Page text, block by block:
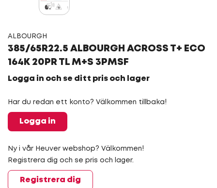
ALBOURGH
385/65R22.5 ALBOURGH ACROSS T+ ECO
164K 20PR TL M+S 3PMSF
Logga in och se ditt pris och lager
Har du redan ett konto? Välkommen tillbaka!
Logga in
Ny i vår Heuver webshop? Välkommen!
Registrera dig och se pris och lager.
Registrera dig